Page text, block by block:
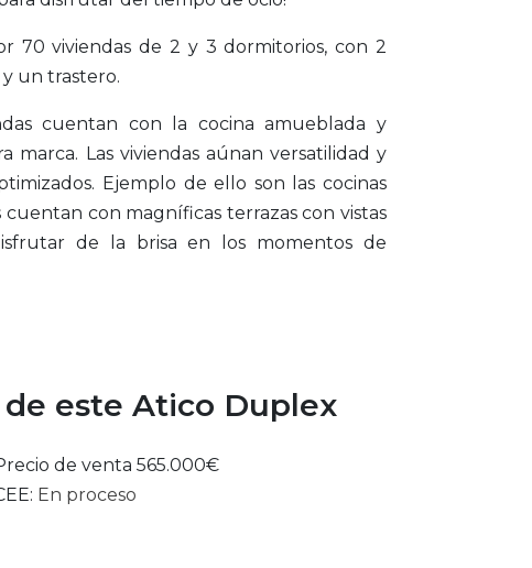
70 viviendas de 2 y 3 dormitorios, con 2
un trastero.
cuentan con la cocina amueblada y
Las viviendas aúnan versatilidad y
Ejemplo de ello son las cocinas
cuentan con magníficas terrazas con vistas
de la brisa en los momentos de
este Atico Duplex
de venta 565.000€
En proceso